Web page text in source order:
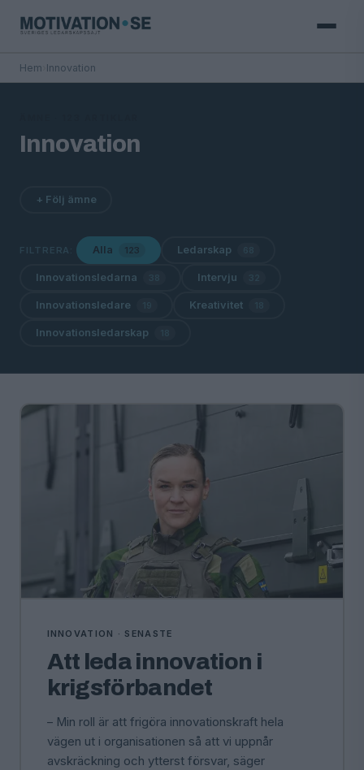
Hem Innovation
Innovation
+ Följ ämne
FILTRERA: Alla 123 Ledarskap
Innovationsledarna Intervju
Innovationsledare Kreativitet
Innovationsledarskap
INNOVATION · SENASTE
Att leda innovation i
krigsförbandet
– Min roll är att frigöra innovationskraft hela
vägen ut i organisationen så att vi uppnår
avskräckning och ytterst försvar, säger